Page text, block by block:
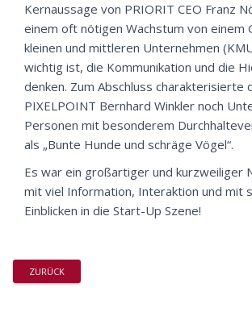
Kernaussage von PRIORIT CEO Franz
einem oft nötigen Wachstum von einem
kleinen und mittleren Unternehmen
wichtig ist, die Kommunikation und die
denken. Zum Abschluss charakterisierte
PIXELPOINT Bernhard Winkler noch
Personen mit besonderem
als „Bunte Hunde und schräge Vögel“.
Es war ein großartiger und kurzweiliger
mit viel Information, Interaktion und mit
Einblicken in die Start-Up Szene!
ZURÜCK